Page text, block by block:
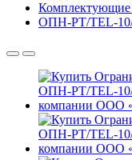
ОПН-РT/TEL-